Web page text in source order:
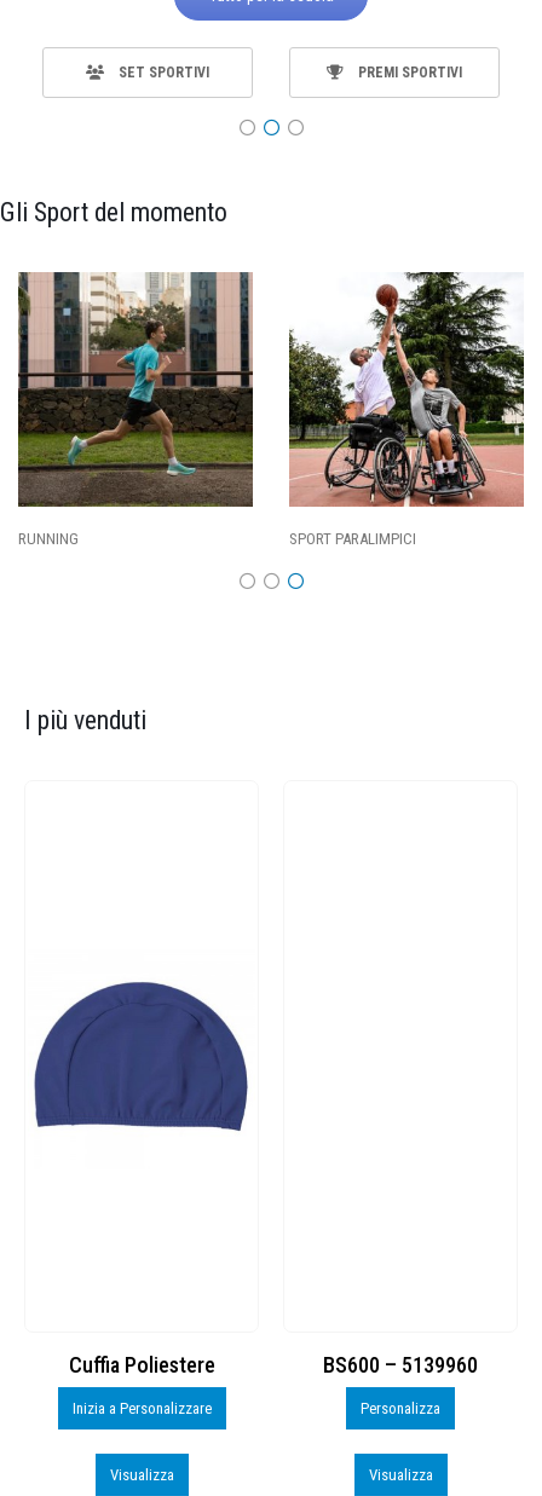
SET SPORTIVI PREMI SPORTIVI
Gli Sport del momento
SPORT PARALIMPICI CALCIO
I più venduti
Cuffia Poliestere
Inizia a Personalizzare
Visualizza
BS600 – 5139960
Personalizza
Visualizza